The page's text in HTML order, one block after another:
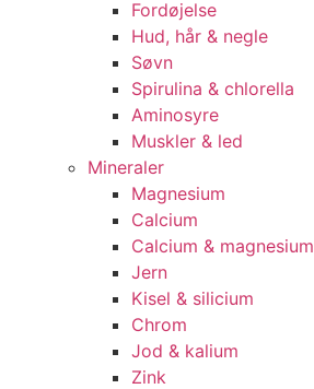
Fordøjelse
Hud, hår & negle
Søvn
Spirulina & chlorella
Aminosyre
Muskler & led
Mineraler
Magnesium
Calcium
Calcium & magnesium
Jern
Kisel & silicium
Chrom
Jod & kalium
Zink